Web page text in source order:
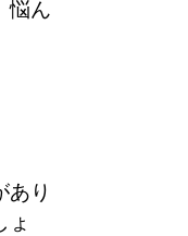
悩ん
あり
ょ